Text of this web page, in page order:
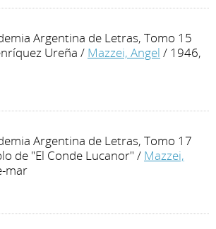
Argentina de Letras, Tomo 15
Ureña / Mazzei, Angel / 1946,
Argentina de Letras, Tomo 17
de "El Conde Lucanor" / Mazzei,
mar